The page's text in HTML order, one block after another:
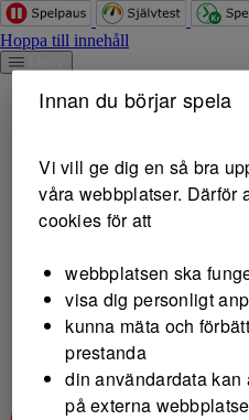
Hoppa till innehåll
Innan du börjar spela
Vi vill ge dig en så bra
våra webbplatser. Därför
cookies för att
webbplatsen ska
visa dig personligt
kunna mäta och
prestanda
din användardata kan
på externa